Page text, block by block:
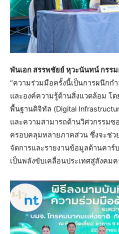
พันเอก สรรพชัยย์ หุวะนันทน์ กรร
“ความร่วมมือครั้งนี้เป็นการผนึกก
และองค์ความรู้ด้านสิ่งแวดล้อม โ
พื้นฐานดิจิทัล (Digital
และความสามารถด้านวิศวกรรมซ
ครอบคลุมหลายภาคส่วน ซึ่งจะช่ว
จัดการและรายงานข้อมูลด้านคาร์
เป็นพลังขับเคลื่อนประเทศสู่สังคม